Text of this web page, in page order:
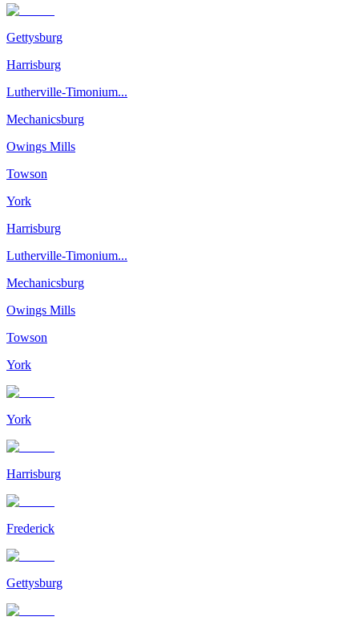
Gettysburg
Harrisburg
Lutherville-Timonium...
Mechanicsburg
Owings Mills
Towson
York
Harrisburg
Lutherville-Timonium...
Mechanicsburg
Owings Mills
Towson
York
York
Harrisburg
Frederick
Gettysburg